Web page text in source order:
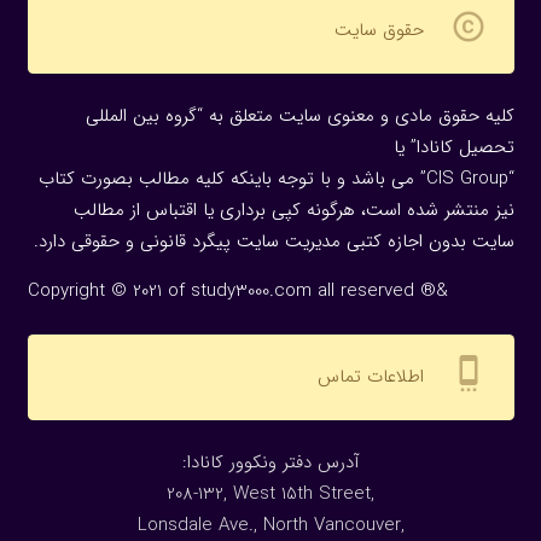
copyright حقوق سایت
کلیه حقوق مادی و معنوی سایت متعلق به “گروه بین المللی
تحصیل کانادا” یا
“CIS Group” می باشد و با توجه باینکه کلیه مطالب بصورت کتاب
نیز منتشر شده است، هرگونه كپی برداری یا اقتباس از مطالب
سایت بدون اجازه كتبی مدیریت سایت پیگرد قانونی و حقوقی دارد.
Copyright © 2021 of study3000.com all reserved ®&
settings_cell اطلاعات تماس
:آدرس دفتر ونکوور کانادا
208-132, West 15th Street,
Lonsdale Ave., North Vancouver,